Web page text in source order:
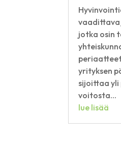
jotka osin
yrityksen
sijoittaa yli
voitosta...
lue lisää